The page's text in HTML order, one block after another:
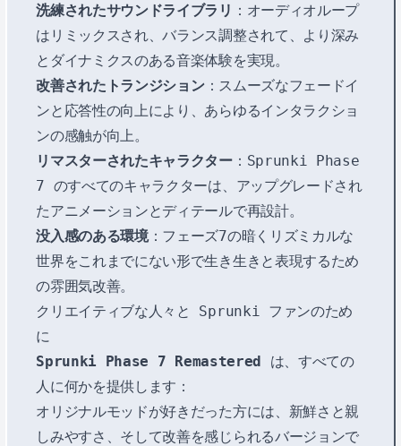
洗練されたサウンドライブラリ ：オーディオループ
はリミックスされ、バランス調整されて、より深み
とダイナミクスのある音楽体験を実現。
改善されたトランジション：スムーズなフェードイ
ンと応答性の向上により、あらゆるインタラクショ
ンの感触が向上。
リマスターされたキャラクター：Sprunki Phase
7 のすべてのキャラクターは、アップグレードされ
たアニメーションとディテールで再設計。
没入感のある環境：フェーズ7の暗くリズミカルな
世界をこれまでにない形で生き生きと表現するため
の雰囲気改善。
クリエイティブな人々と Sprunki ファンのため
に
Sprunki Phase 7 Remastered は、すべての
人に何かを提供します：
オリジナルモッドが好きだった方には、新鮮さと親
しみやすさ、そして改善を感じられるバージョンで